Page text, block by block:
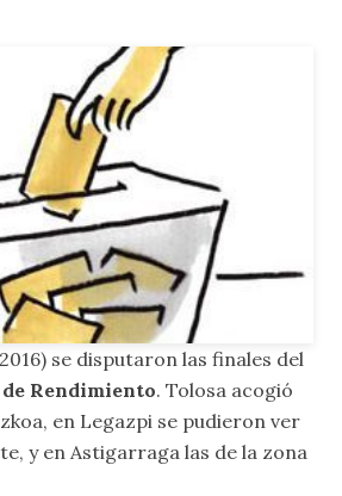
se disputaron las finales del
Rendimiento. Tolosa acogió
en Legazpi se pudieron ver
y en Astigarraga las de la zona